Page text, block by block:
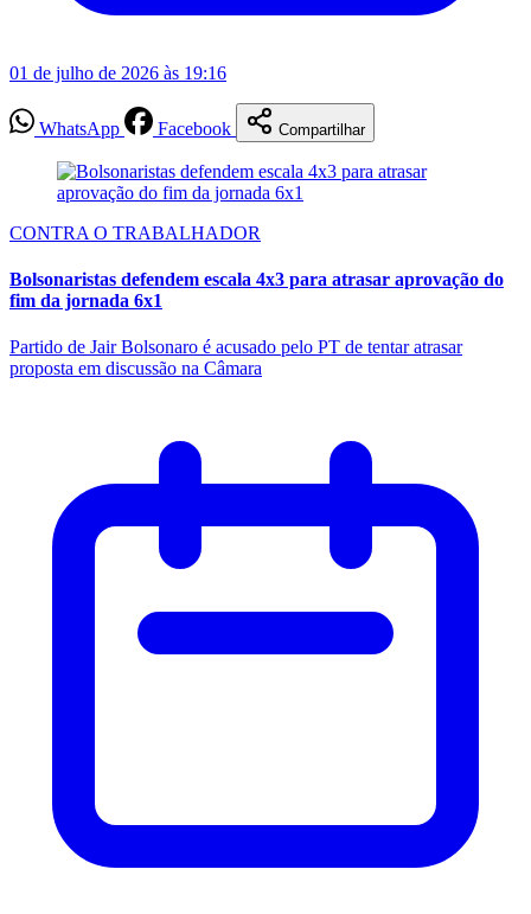
01 de julho de 2026 às 19:16
WhatsApp Facebook Compartilhar
CONTRA O TRABALHADOR
Bolsonaristas defendem escala 4x3 para atrasar aprovação do
fim da jornada 6x1
Partido de Jair Bolsonaro é acusado pelo PT de tentar atrasar
proposta em discussão na Câmara